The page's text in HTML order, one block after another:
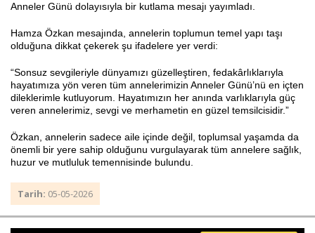
Anneler Günü dolayısıyla bir kutlama mesajı yayımladı.
Hamza Özkan mesajında, annelerin toplumun temel yapı taşı
olduğuna dikkat çekerek şu ifadelere yer verdi:
“Sonsuz sevgileriyle dünyamızı güzelleştiren, fedakârlıklarıyla
hayatımıza yön veren tüm annelerimizin Anneler Günü’nü en içten
dileklerimle kutluyorum. Hayatımızın her anında varlıklarıyla güç
veren annelerimiz, sevgi ve merhametin en güzel temsilcisidir.”
Özkan, annelerin sadece aile içinde değil, toplumsal yaşamda da
önemli bir yere sahip olduğunu vurgulayarak tüm annelere sağlık,
huzur ve mutluluk temennisinde bulundu.
Tarih: 05-05-2026